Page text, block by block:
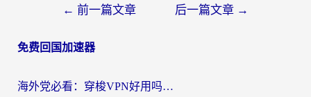
导
← 前一篇文章 后一篇文章 →
免费回国加速器
海外党必看：穿梭VPN好用吗？和云帆VPN对比哪个回国效果更好？附真实测评+避坑指南